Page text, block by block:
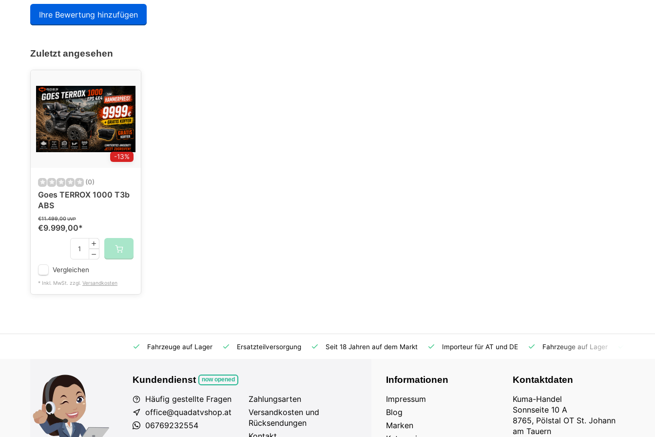
Ihre Bewertung hinzufügen
Zuletzt angesehen
-13%
(0)
Goes TERROX 1000 T3b
ABS
€11.499,00UVP
€9.999,00*
Vergleichen
* Inkl. MwSt. zzgl. Versandkosten
Fahrzeuge auf Lager Ersatzteilversorgung Seit 18 Jahren auf dem Markt Importeur für AT und DE Fahrzeuge auf Lager
Kundendienst now opened
Häufig gestellte Fragen
office@quadatvshop.at
06769232554
Zahlungsarten
Versandkosten und
Rücksendungen
Informationen
Impressum
Blog
Marken
Kontaktdaten
Kuma-Handel
Sonnseite 10 A
8765, Pölstal OT St. Johann
am Tauern